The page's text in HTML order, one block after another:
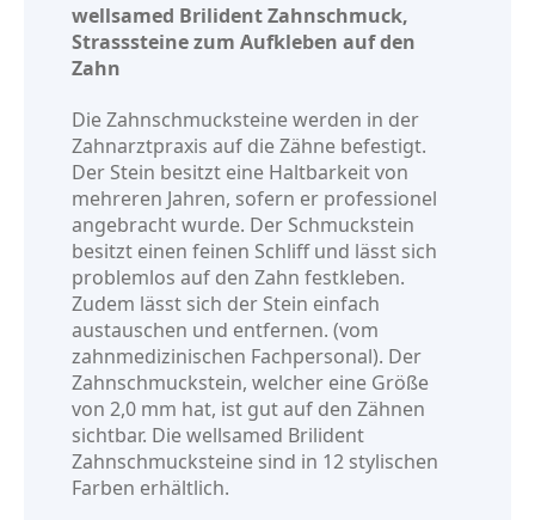
wellsamed Brilident Zahnschmuck,
Strasssteine zum Aufkleben auf den
Zahn
Die Zahnschmucksteine werden in der
Zahnarztpraxis auf die Zähne befestigt.
Der Stein besitzt eine Haltbarkeit von
mehreren Jahren, sofern er professionel
angebracht wurde. Der Schmuckstein
besitzt einen feinen Schliff und lässt sich
problemlos auf den Zahn festkleben.
Zudem lässt sich der Stein einfach
austauschen und entfernen. (vom
zahnmedizinischen Fachpersonal). Der
Zahnschmuckstein, welcher eine Größe
von 2,0 mm hat, ist gut auf den Zähnen
sichtbar. Die wellsamed Brilident
Zahnschmucksteine sind in 12 stylischen
Farben erhältlich.